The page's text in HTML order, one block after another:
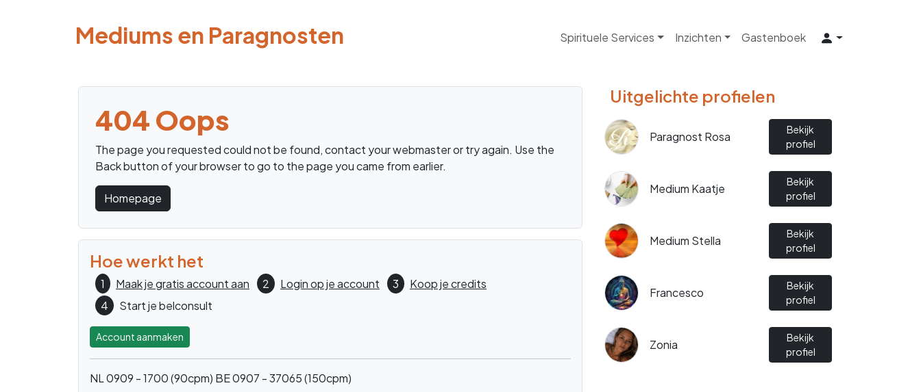
Mediums en Paragnosten Spirituele Services Inzichten Gastenboek
404 Oops
The page you requested could not be found, contact your webmaster or try again. Use the
Back button of your browser to go to the page you came from earlier.
Homepage
Hoe werkt het
1 Maak je gratis account aan 2 Login op je account 3
Koop je credits
4
Start je belconsult
Account aanmaken
NL 0909 - 1700 (90cpm) BE 0907 - 37065 (150cpm)
Uitgelichte profielen
Paragnost Rosa
Bekijk
profiel
Medium Kaatje
Bekijk
profiel
Medium Stella
Bekijk
profiel
Francesco
Bekijk
profiel
Zonia
Bekijk
profiel